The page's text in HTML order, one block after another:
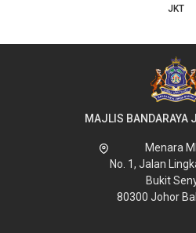
JKT
MAJLIS BANDARAYA
Menara
No. 1, Jalan
Bukit
80300 Johor